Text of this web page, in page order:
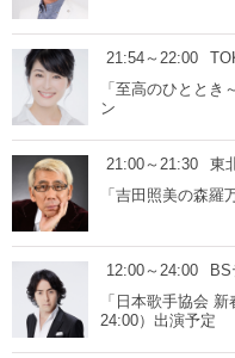
21:54～22:00
「至高のひととき
ン
21:00～21:30
東
「吉田照美の森羅
12:00～24:00
「日本歌手協会
24:00）出演予定